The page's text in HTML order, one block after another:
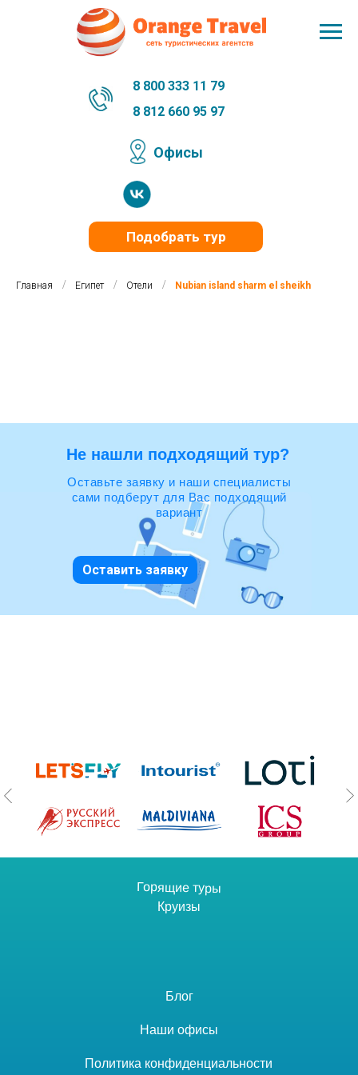
Подобрать тур
Офисы
8 812 660 95 97
8 800 333 11 79
Главная / Египет / Отели / Nubian island sharm el sheikh
Оставьте заявку и наши специалисты
сами подберут для Вас подходящий
вариант
Не нашли подходящий тур?
Оставить заявку
Блог
Наши офисы
Политика конфиденциальности
Горящие туры
Круизы